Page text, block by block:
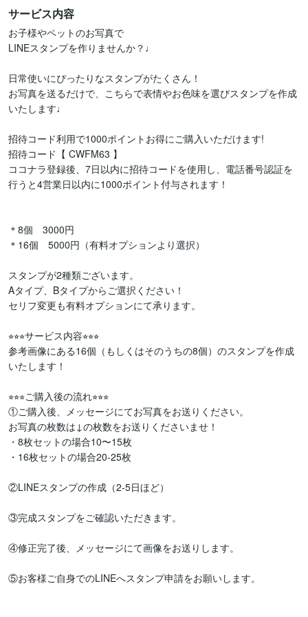
サービス内容
お子様やペットのお写真で
LINEスタンプを作りませんか？♩
日常使いにぴったりなスタンプがたくさん！
お写真を送るだけで、こちらで表情やお色味を選びスタンプを作成
いたします♩
招待コード利用で1000ポイントお得にご購入いただけます!
招待コード【 CWFM63 】
ココナラ登録後、7日以内に招待コードを使用し、電話番号認証を
行うと4営業日以内に1000ポイント付与されます！
＊8個　3000円
＊16個　5000円（有料オプションより選択）
スタンプが2種類ございます。
Aタイプ、Bタイプからご選択ください！
セリフ変更も有料オプションにて承ります。
⭐︎⭐︎⭐︎サービス内容⭐︎⭐︎⭐︎
参考画像にある16個（もしくはそのうちの8個）のスタンプを作成
いたします！
⭐︎⭐︎⭐︎ご購入後の流れ⭐︎⭐︎⭐︎
①ご購入後、メッセージにてお写真をお送りください。
お写真の枚数は↓の枚数をお送りくださいませ！
・8枚セットの場合10〜15枚
・16枚セットの場合20-25枚
②LINEスタンプの作成（2-5日ほど）
③完成スタンプをご確認いただきます。
④修正完了後、メッセージにて画像をお送りします。
⑤お客様ご自身でのLINEへスタンプ申請をお願いします。